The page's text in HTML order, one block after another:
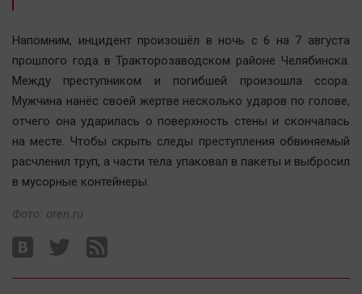
Актуальная тема
Афиша
Блогеркуль
Быстрый медиазавод
Вирус чтения
Вкусное
Гороскоп
ЖКХ
Интервью
Напомним, инцидент произошёл в ночь с 6 на 7 августа
прошлого года в Тракторозаводском районе Челябинска.
Между преступником и погибшей произошла ссора.
Мужчина нанёс своей жертве несколько ударов по голове,
отчего она ударилась о поверхность стены и скончалась
на месте. Чтобы скрыть следы преступления обвиняемый
расчленил труп, а части тела упаковал в пакеты и выбросил
в мусорные контейнеры.
Фото: oren.ru